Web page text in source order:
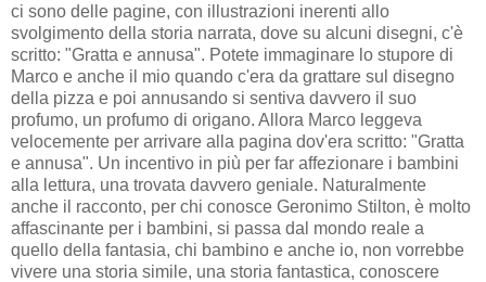
ci sono delle pagine, con illustrazioni inerenti allo
svolgimento della storia narrata, dove su alcuni disegni, c'è
scritto: "Gratta e annusa". Potete immaginare lo stupore di
Marco e anche il mio quando c'era da grattare sul disegno
della pizza e poi annusando si sentiva davvero il suo
profumo, un profumo di origano. Allora Marco leggeva
velocemente per arrivare alla pagina dov'era scritto: "Gratta
e annusa". Un incentivo in più per far affezionare i bambini
alla lettura, una trovata davvero geniale. Naturalmente
anche il racconto, per chi conosce Geronimo Stilton, è molto
affascinante per i bambini, si passa dal mondo reale a
quello della fantasia, chi bambino e anche io, non vorrebbe
vivere una storia simile, una storia fantastica, conoscere